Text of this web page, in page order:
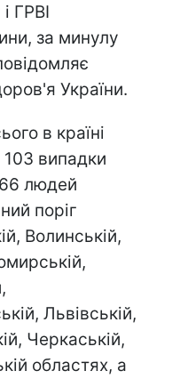
ГРВІ
за минулу
України.
в країні
103 випадки
людей
поріг
Волинській,
Львівській,
Черкаській,
областях, а